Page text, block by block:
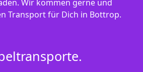
Wir kommen gerne und
Transport für Dich in Bottrop.